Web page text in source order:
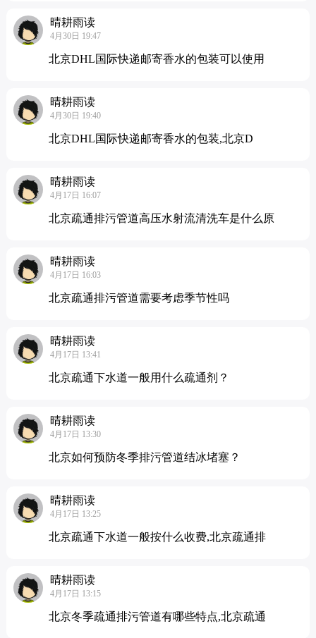
晴耕雨读
4月30日 19:47
北京DHL国际快递邮寄香水的包装可以使用
晴耕雨读
4月30日 19:40
北京DHL国际快递邮寄香水的包装,北京D
晴耕雨读
4月17日 16:07
北京疏通排污管道高压水射流清洗车是什么原
晴耕雨读
4月17日 16:03
北京疏通排污管道需要考虑季节性吗
晴耕雨读
4月17日 13:41
北京疏通下水道一般用什么疏通剂？
晴耕雨读
4月17日 13:30
北京如何预防冬季排污管道结冰堵塞？
晴耕雨读
4月17日 13:25
北京疏通下水道一般按什么收费,北京疏通排
晴耕雨读
4月17日 13:15
北京冬季疏通排污管道有哪些特点,北京疏通